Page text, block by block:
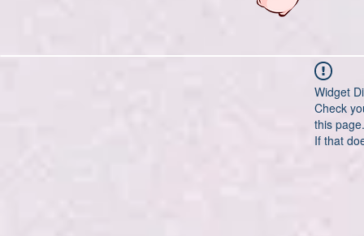
Widget
Check
this page.
If that